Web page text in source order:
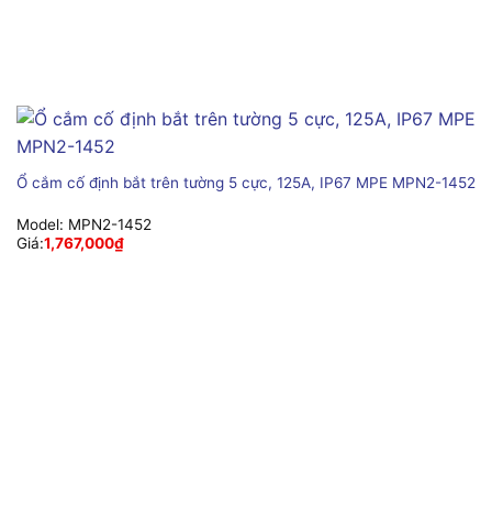
Ổ cắm cố định bắt trên tường 5 cực, 125A, IP67 MPE MPN2-1452
Model: MPN2-1452
Giá:1,767,000₫